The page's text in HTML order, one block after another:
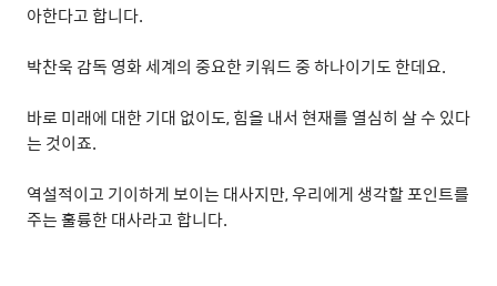
아한다고 합니다.
박찬욱 감독 영화 세계의 중요한 키워드 중 하나이기도 한데요.
바로 미래에 대한 기대 없이도,힘을 내서 현재를 열심히 살 수 있다
는 것이죠.
역설적이고 기이하게 보이는 대사지만,우리에게 생각할 포인트를
주는 훌륭한 대사라고 합니다.